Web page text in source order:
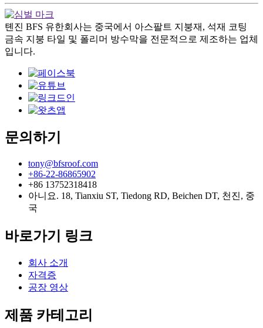
톈진 BFS 유한회사는 중국에서 아스팔트 지붕재, 석재 코팅
금속 지붕 타일 및 폴리머 방수막을 전문적으로 제조하는 업체
입니다.
문의하기
tony@bfsroof.com
+86-22-86865902
+86 13752318418
아니요. 18, Tianxiu ST, Tiedong RD, Beichen DT, 천진, 중
국
바로가기 링크
회사 소개
자격증
공장 영상
제품 카테고리